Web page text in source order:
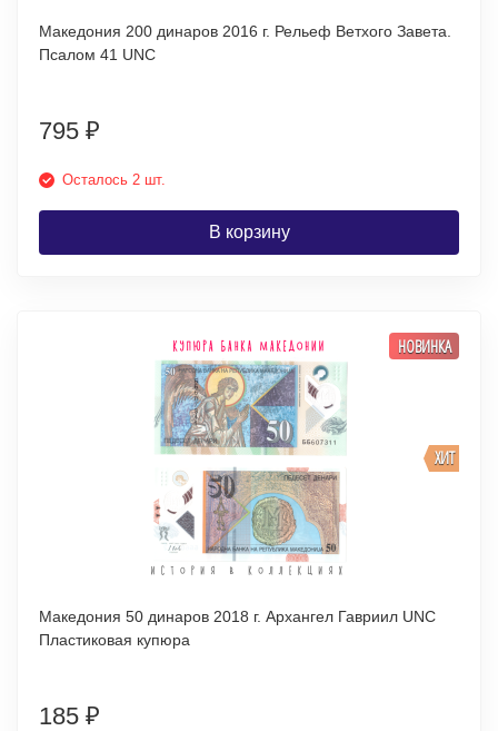
Македония 200 динаров 2016 г. Рельеф Ветхого Завета.
Псалом 41 UNC
795 ₽
Осталось 2 шт.
В корзину
ХИТ
НОВИНКА
Македония 50 динаров 2018 г. Архангел Гавриил UNC
Пластиковая купюра
185 ₽